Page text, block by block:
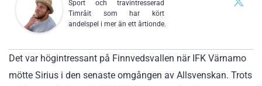
Sport och travintresserad
Timråit som har kört
andelspel i mer än ett årtionde.
Det var högintressant på Finnvedsvallen när IFK Värnamo
mötte Sirius i den senaste omgången av Allsvenskan. Trots